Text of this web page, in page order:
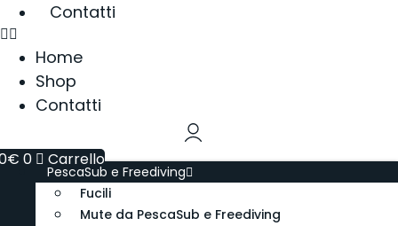
Contatti
Home
Shop
Contatti
€ 0 Carrello
PescaSub e Freediving
Fucili
Mute da PescaSub e Freediving